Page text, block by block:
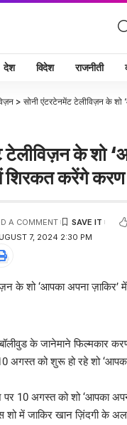
देश विदेश राजनीती
> सोनी एंटरटेनमेंट टेलीविज़न के शो ‘आपका अपना
टेलीविज़न के शो
शिरकत करेंगे करण
7, 2024 2:30 PM
A COMMENT
के जानेमाने फिल्मकार
अगस्त को शुरू हो रहे शो
10 अगस्त को शो ‘आपका
शो में जाकिर खान ज़िंदगी के